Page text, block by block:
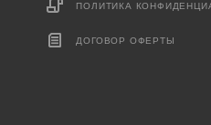
ПОЛИТИКА
ДОГОВОР ОФЕРТЫ